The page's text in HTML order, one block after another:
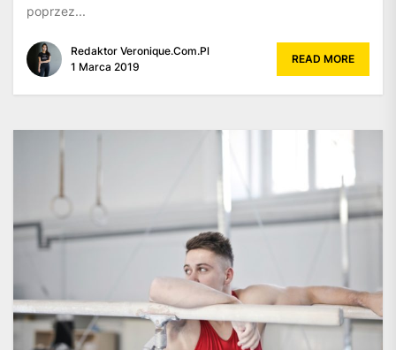
poprzez...
Redaktor Veronique.com.pl
1 Marca 2019
READ MORE